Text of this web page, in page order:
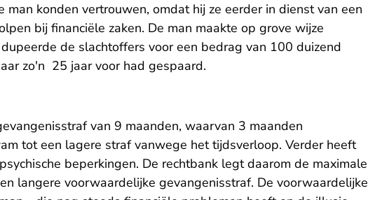
man konden vertrouwen, omdat hij ze eerder in dienst van een
bij financiële zaken. De man maakte op grove wijze
de slachtoffers voor een bedrag van 100 duizend
zo'n 25 jaar voor had gespaard.
van 9 maanden, waarvan 3 maanden
tot een lagere straf vanwege het tijdsverloop. Verder heeft
beperkingen. De rechtbank legt daarom de maximale
langere voorwaardelijke gevangenisstraf. De voorwaardelijke